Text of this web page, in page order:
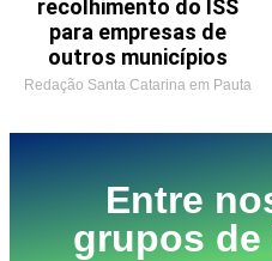
recolhimento do ISS
para empresas de
outros municípios
Redação Santa Catarina em Pauta
Entre
grupos de